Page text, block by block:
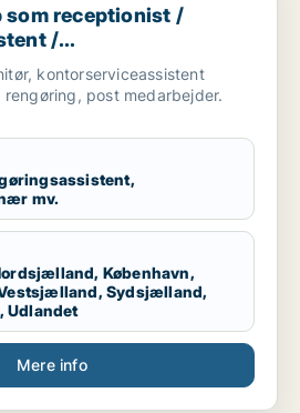
som receptionist /
/
/ bud /
kontorserviceassistent
post medarbejder.
mv.
København,
Sydsjælland,
Udlandet
Mere info